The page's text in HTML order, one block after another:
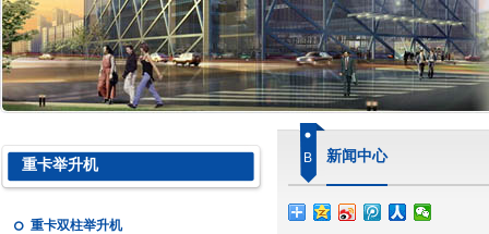
重卡举升机
重卡双柱举升机
B 新闻中心